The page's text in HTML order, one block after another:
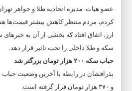
عضو هیات مدیره اتحادیه طلا و جواهر
کردم، مردم منتظر کاهش بیشتر قیمت‌ها
ارز، اتفاق افتاد که بخشی از آن به
سکه و طلا داخلی را تحت تاثیر قرار دهد.
حباب سکه ۲۰۰ هزار تومان بزرگتر شد
و ۳۷۰ هزار تومان قرار گرفته است.